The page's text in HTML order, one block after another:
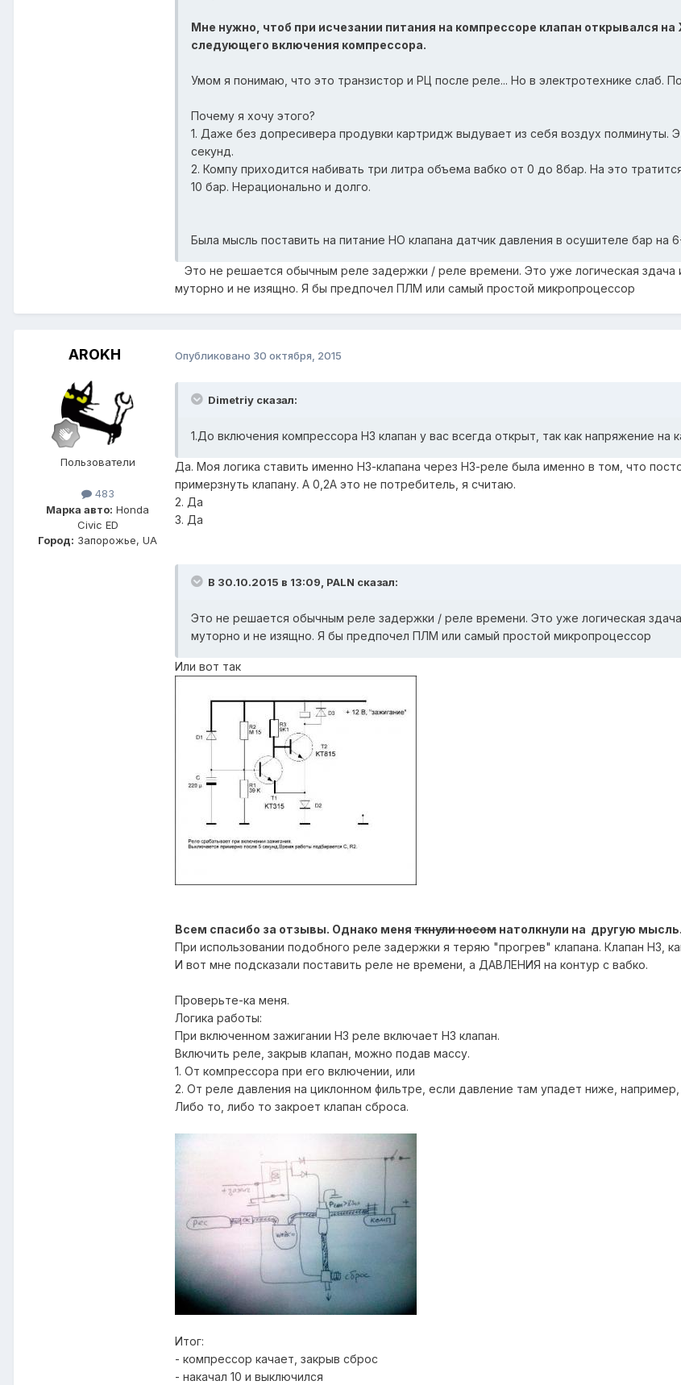
Мне нужно, чтоб при исчезании питания на компрессоре клапан открывался
следующего включения компрессора.
Умом я понимаю, что это транзистор и РЦ после реле... Но в электротехнике слаб.
Почему я хочу этого?
1. Даже без допресивера продувки картридж выдувает из себя воздух полминуты.
секунд.
2. Компу приходится набивать три литра объема вабко от 0 до 8бар. На это
10 бар. Нерационально и долго.
Была мысль поставить на питание НО клапана датчик давления в осушителе бар на
Это не решается обычным реле задержки / реле времени. Это уже логическая здача
муторно и не изящно. Я бы предпочел ПЛМ или самый простой микропроцессор
AROKH
Пользователи
483
Марка авто: Honda
Civic ED
Город: Запорожье, UA
Опубликовано 30 октября, 2015
Dimetriy сказал:
1.До включения компрессора НЗ клапан у вас всегда открыт, так как напряжение на
Да. Моя логика ставить именно НЗ-клапана через НЗ-реле была именно в том, что
примерзнуть клапану. А 0,2А это не потребитель, я считаю.
2. Да
3. Да
В 30.10.2015 в 13:09, PALN сказал:
Это не решается обычным реле задержки / реле времени. Это уже логическая
муторно и не изящно. Я бы предпочел ПЛМ или самый простой микропроцессор
Или вот так
Всем спасибо за отзывы. Однако меня ткнули носом натолкнули на другую мысль.
При использовании подобного реле задержки я теряю "прогрев" клапана. Клапан НЗ,
И вот мне подсказали поставить реле не времени, а ДАВЛЕНИЯ на контур с вабко.
Проверьте-ка меня.
Логика работы:
При включенном зажигании НЗ реле включает НЗ клапан.
Включить реле, закрыв клапан, можно подав массу.
1. От компрессора при его включении, или
2. От реле давления на циклонном фильтре, если давление там упадет ниже,
Либо то, либо то закроет клапан сброса.
Итог:
- компрессор качает, закрыв сброс
- накачал 10 и выключился